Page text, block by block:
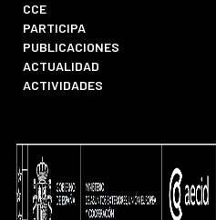
CCE
PARTICIPA
PUBLICACIONES
ACTUALIDAD
ACTIVIDADES